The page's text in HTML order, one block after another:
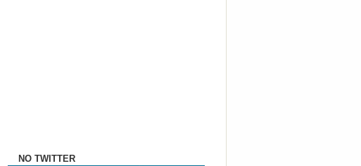
NO TWITTER